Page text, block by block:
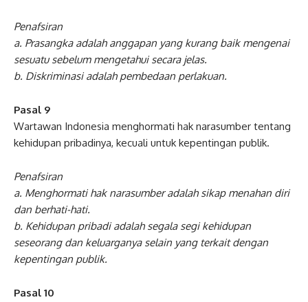
Penafsiran
a. Prasangka adalah anggapan yang kurang baik mengenai
sesuatu sebelum mengetahui secara jelas.
b. Diskriminasi adalah pembedaan perlakuan.
Pasal 9
Wartawan Indonesia menghormati hak narasumber tentang
kehidupan pribadinya, kecuali untuk kepentingan publik.
Penafsiran
a. Menghormati hak narasumber adalah sikap menahan diri
dan berhati-hati.
b. Kehidupan pribadi adalah segala segi kehidupan
seseorang dan keluarganya selain yang terkait dengan
kepentingan publik.
Pasal 10